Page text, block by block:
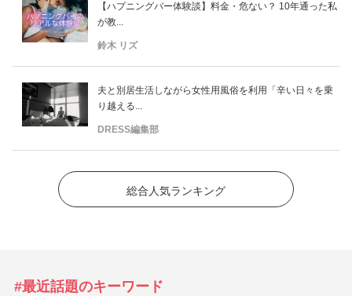
【ハプニングバー体験談】料金・危ない？ 10年通った私
が教...
鈴木 リズ
夫と別居生活しながら女性用風俗を利用「辛い日々を乗
り越える...
DRESS編集部
総合人気ランキング
#最近話題のキーワード